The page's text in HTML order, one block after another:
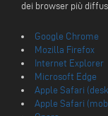
dei browser più
Google Chrome
Mozilla Firefox
Internet Explorer
Microsoft Edge
Apple Safari
Apple Safari